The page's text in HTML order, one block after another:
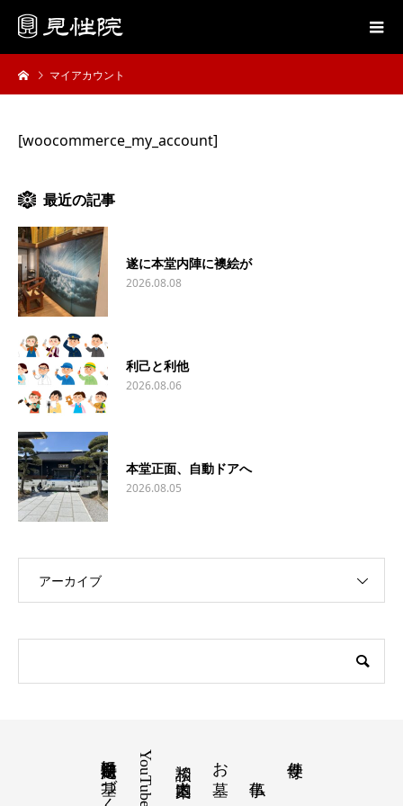
マイアカウント
[woocommerce_my_account]
最近の記事
遂に本堂内陣に襖絵が
2026.08.08
利己と利他
2026.08.06
本堂正面、自動ドアへ
2026.08.05
アーカイブ
寺便り
お墓
YouTube
特定商取引法に基づく表記